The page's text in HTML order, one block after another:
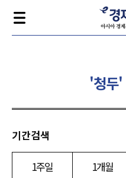
'청두'
기간검색
1주일 1개월